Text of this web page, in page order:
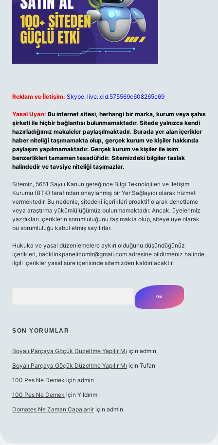
Reklam ve İletişim: Skype: live:.cid.575569c608265c69
Yasal Uyarı: Bu internet sitesi, herhangi bir marka, kurum veya şahıs
şirketi ile hiçbir bağlantısı bulunmamaktadır. Sitede yalnızca kendi
hazırladığımız makaleler paylaşılmaktadır. Burada yer alan içerikler
haber niteliği taşımamakta olup, gerçek kurum ve kişiler hakkında
paylaşım yapılmamaktadır. Gerçek kurum ve kişiler ile isim
benzerlikleri tamamen tesadüfidir. Sitemizdeki bilgiler taslak
halindedir ve tavsiye niteliği taşımazlar.
Sitemiz, 5651 Sayılı Kanun gereğince Bilgi Teknolojileri ve İletişim
Kurumu (BTK) tarafından onaylanmış bir Yer Sağlayıcı olarak hizmet
vermektedir. Bu nedenle, sitedeki içerikleri proaktif olarak denetleme
veya araştırma yükümlülüğümüz bulunmamaktadır. Ancak, üyelerimiz
yazdıkları içeriklerin sorumluluğunu taşımakta olup, siteye üye olarak
bu sorumluluğu kabul etmiş sayılırlar.
Hukuka ve yasal düzenlemelere aykırı olduğunu düşündüğünüz
içerikleri, backlinkpanelicomtr@gmail.com adresine bildirmeniz halinde,
ilgili içerikler yasal süre içerisinde sitemizden kaldırılacaktır.
SON YORUMLAR
Boyalı Parçaya Göçük Düzeltme Yapılır Mı için admin
Boyalı Parçaya Göçük Düzeltme Yapılır Mı için Tufan
100 Pes Ne Demek için admin
100 Pes Ne Demek için Yıldırım
Domates Ne Zaman Capalanir için admin